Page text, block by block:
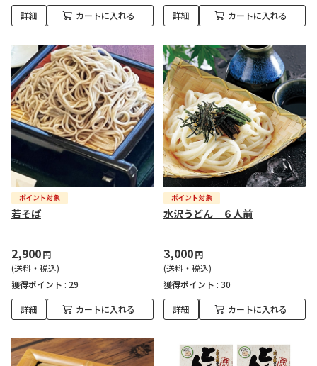
詳細 カートに入れる 詳細 カートに入れる
若そば
2,900円
(送料・税込)
獲得ポイント : 29
詳細 カートに入れる
水沢うどん ６人前
3,000円
(送料・税込)
獲得ポイント : 30
詳細 カートに入れる